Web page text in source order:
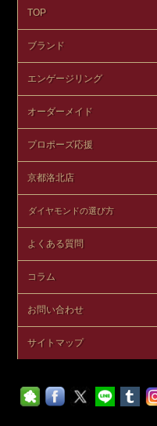
TOP
ブランド
エンゲージリング
オーダーメイド
プロポーズ応援
京都洛北店
ダイヤモンドの選び方
よくある質問
コラム
お問い合わせ
サイトマップ